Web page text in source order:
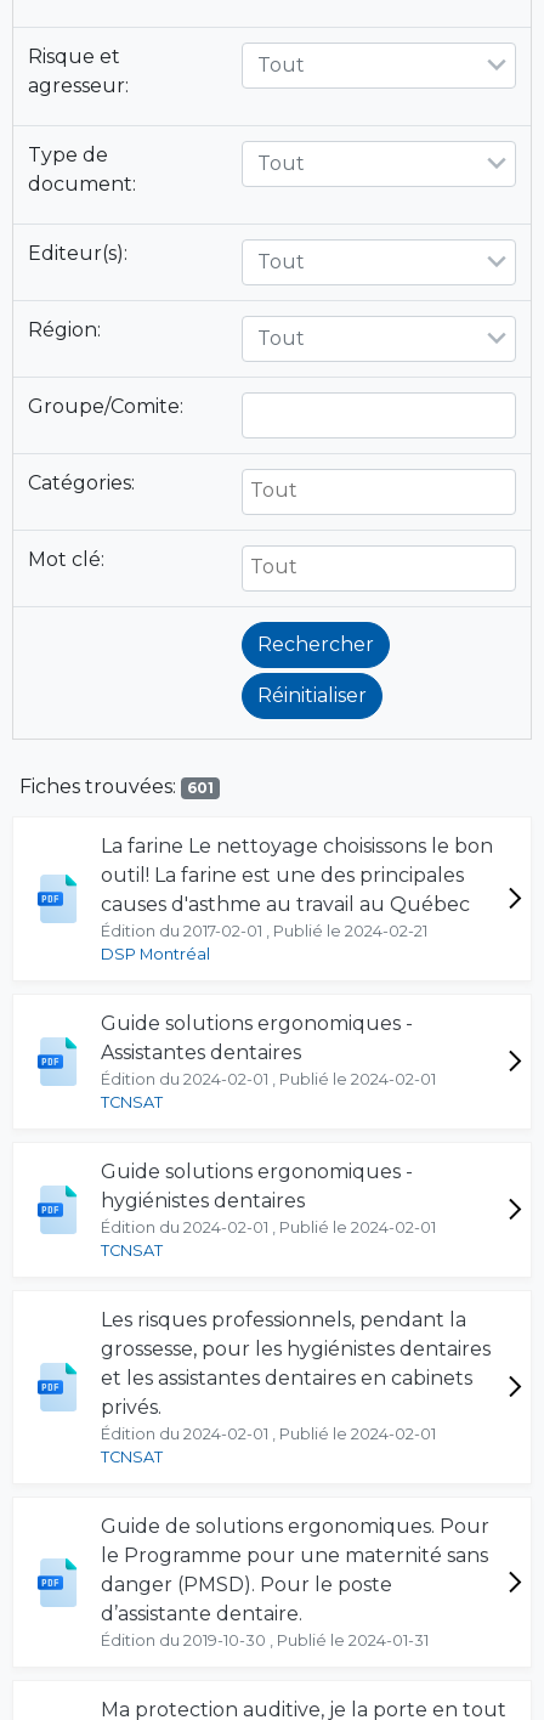
Risque et
agresseur:
Tout
Type de
document:
Tout
Editeur(s): Tout
Région: Tout
Groupe/Comite:
Catégories:
Mot clé:
Fiches trouvées: 601
La farine Le nettoyage choisissons le bon
outil! La farine est une des principales
causes d'asthme au travail au Québec
Édition du 2017-02-01 , Publié le 2024-02-21
DSP Montréal
Guide solutions ergonomiques -
Assistantes dentaires
Édition du 2024-02-01 , Publié le 2024-02-01
TCNSAT
Guide solutions ergonomiques -
hygiénistes dentaires
Édition du 2024-02-01 , Publié le 2024-02-01
TCNSAT
Les risques professionnels, pendant la
grossesse, pour les hygiénistes dentaires
et les assistantes dentaires en cabinets
privés.
Édition du 2024-02-01 , Publié le 2024-02-01
TCNSAT
Guide de solutions ergonomiques. Pour
le Programme pour une maternité sans
danger (PMSD). Pour le poste
d’assistante dentaire.
Édition du 2019-10-30 , Publié le 2024-01-31
Ma protection auditive, je la porte en tout